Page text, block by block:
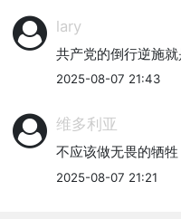
lary
共产党的倒行逆施
2025-08-07 21:43
维多利亚
不应该做无畏的牺牲
2025-08-07 21:21